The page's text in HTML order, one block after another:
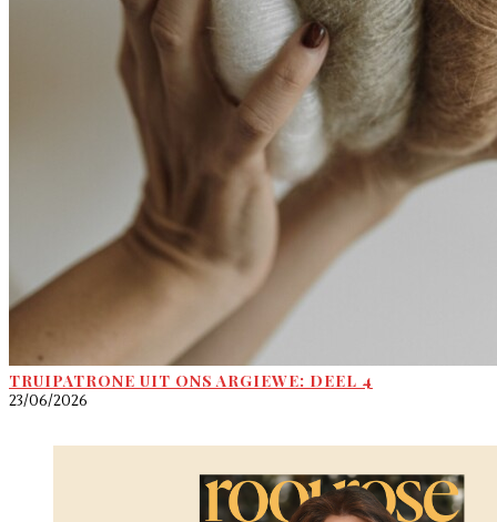
TRUIPATRONE UIT ONS ARGIEWE: DEEL 4
23/06/2026